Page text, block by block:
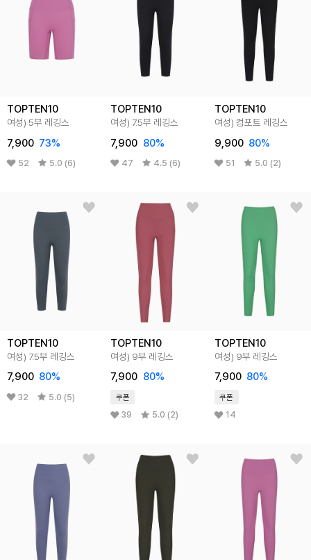
TOPTEN10
여성) 5부 레깅스
7,900 73%
52 5.0 (6)
TOPTEN10
여성) 7.5부 레깅스
7,900 80%
47 4.5 (6)
TOPTEN10
여성) 컴포트 레깅스
9,900 80%
51 5.0 (2)
TOPTEN10
여성) 7.5부 레깅스
7,900 80%
32 5.0 (5)
TOPTEN10
여성) 9부 레깅스
7,900 80%
쿠폰
39 5.0 (2)
TOPTEN10
여성) 9부 레깅스
7,900 80%
쿠폰
14